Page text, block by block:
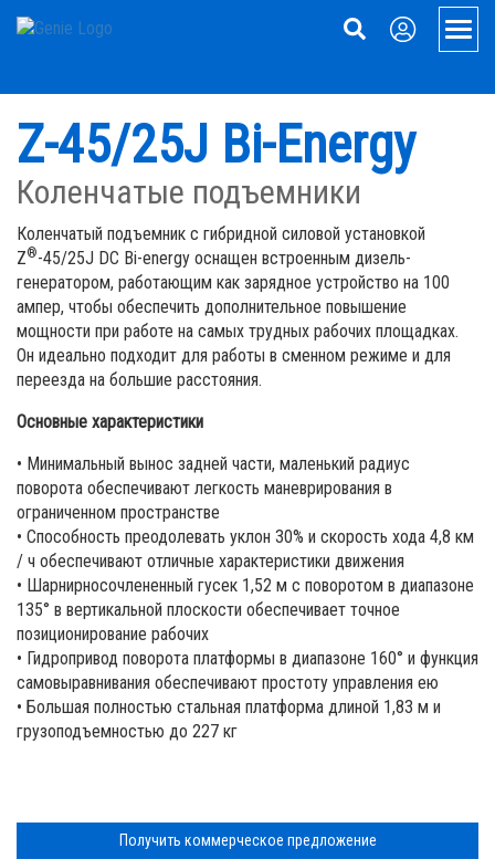
Menu
Подъемники
Телескопические подъемники
Прицепные подъемники
Электрические ножничные подъемники
Ножничные подъемники повышенной проходимости
Обработка материалов
Передвижные грузовые подъемники
Запчасти Genie®
Обслуживание
Руководства по обслуживанию
Модели для проектирования (BIM)
Насчет нас
Наша история
Пресса и СМИ
Для Поставщиков
Карьерные возможности
Посетите сайт Terex.com
Отношения Terex® с инвесторами
Z-45/25J Bi-Energy
Коленчатые подъемники
Коленчатый подъемник с гибридной силовой установкой
Z®-45/25J DC Bi-energy оснащен встроенным дизель-
генератором, работающим как зарядное устройство на 100
ампер, чтобы обеспечить дополнительное повышение
мощности при работе на самых трудных рабочих площадках.
Он идеально подходит для работы в сменном режиме и для
переезда на большие расстояния.
Основные характеристики
• Минимальный вынос задней части, маленький радиус
поворота обеспечивают легкость маневрирования в
ограниченном пространстве
• Способность преодолевать уклон 30% и скорость хода 4,8 км
/ ч обеспечивают отличные характеристики движения
• Шарнирносочлененный гусек 1,52 м с поворотом в диапазоне
135° в вертикальной плоскости обеспечивает точное
позиционирование рабочих
• Гидропривод поворота платформы в диапазоне 160° и функция
самовыравнивания обеспечивают простоту управления ею
• Большая полностью стальная платформа длиной 1,83 м и
грузоподъемностью до 227 кг
Получить коммерческое предложение